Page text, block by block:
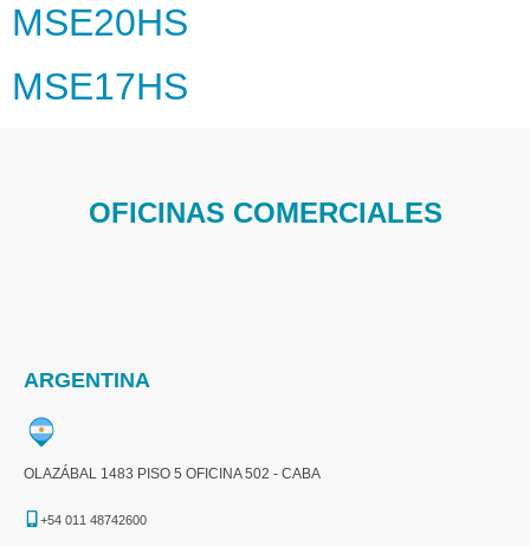
MSE20HS
MSE17HS
OFICINAS COMERCIALES
ARGENTINA
OLAZÁBAL 1483 PISO 5 OFICINA 502 - CABA
+54 011 48742600​